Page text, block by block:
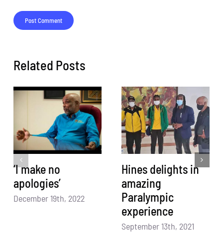
Related Posts
‘I make no
apologies’
December 19th, 2022
Hines delights in
amazing
Paralympic
experience
September 13th, 2021